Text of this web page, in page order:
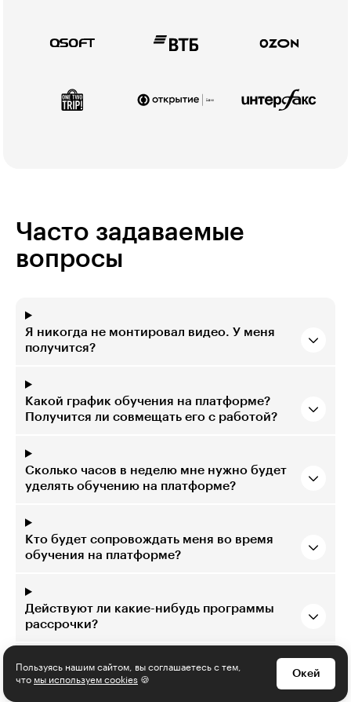
Часто задаваемые
вопросы
Я никогда не монтировал видео. У меня
получится?
Какой график обучения на платформе?
Получится ли совмещать его с работой?
Сколько часов в неделю мне нужно будет
уделять обучению на платформе?
Кто будет сопровождать меня во время
обучения на платформе?
Действуют ли какие-нибудь программы
рассрочки?
Могу ли я получить налоговый вычет за
Пользуясь нашим сайтом, вы соглашаетесь с тем,
что мы используем cookies 🍪
Окей